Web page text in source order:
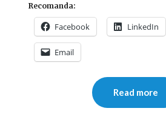
Recomanda:
Facebook LinkedIn
Email
Read more